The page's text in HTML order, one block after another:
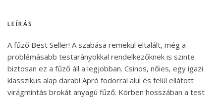
LEÍRÁS
A fűző Best Seller! A szabása remekül eltalált, még a
problémásabb testarányokkal rendelkezőknek is szinte
biztosan ez a fűző áll a legjobban. Csinos, nőies, egy igazi
klasszikus alap darab! Apró fodorral alul és felül ellátott
virágmintás brokát anyagú fűző. Körben hosszában a test